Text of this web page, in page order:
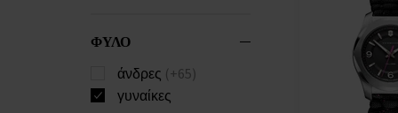
ΦΥΛΟ
άνδρες (+65)
γυναίκες